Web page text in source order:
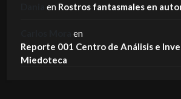
en Rostros fantasmales en
en
Reporte 001 Centro de Análisis e
Miedoteca